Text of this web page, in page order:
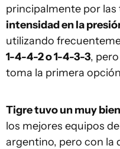
principalmente por
intensidad en la
utilizando
1-4-4-2 o 1-4-3-3,
toma la primera
Tigre tuvo un muy
los mejores equipos
argentino, pero con la